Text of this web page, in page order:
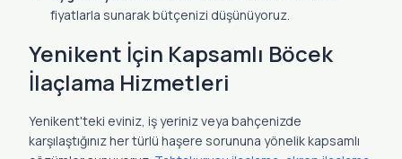
fiyatlarla sunarak bütçenizi düşünüyoruz.
Yenikent İçin Kapsamlı Böcek
İlaçlama Hizmetleri
Yenikent'teki eviniz, iş yeriniz veya bahçenizde
karşılaştığınız her türlü haşere sorununa yönelik kapsamlı